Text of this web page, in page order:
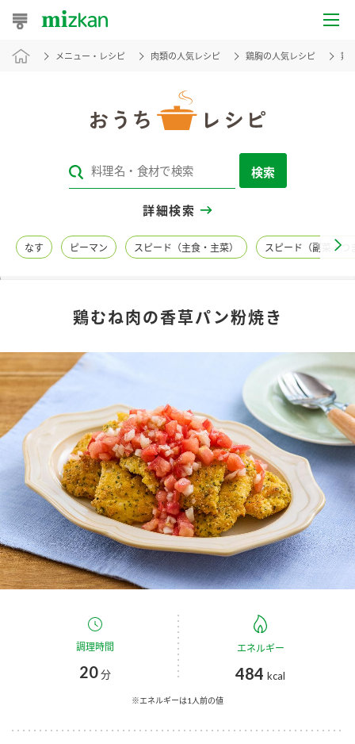
おうちレシピ
レシピカテゴリ一覧
レシピ名特集
商品情報
商品カテゴリ
酢 調味酢
お酢ドリンク ぽん酢
みりん風・料理酒 鍋用調味料
スープ 中華
新商品一覧
キャンペーン情報
ブランド・スペシャルサイト
ブランド・スペシャルサイト トップ
商品ブランドサイト
Fibee（ファイビー）
カンタン酢
お酢ドリンク
かおりの蔵
企業情報
国内事業概要
ミツカングループについて
企業理念
ミツカンを知る
メニュー・レシピ 肉類の人気レシピ 鶏胸の人気レシピ 鶏
検索
詳細検索
なす ピーマン スピード（主食・主菜） スピード（副菜・つ
鶏むね肉の香草パン粉焼き
調理時間
20分
エネルギー
484 kcal
※エネルギーは1人前の値